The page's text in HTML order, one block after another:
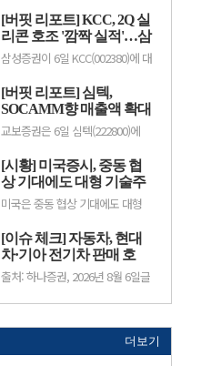
레콤의 올해 2분기 연결 기준 영업
이익은 5660억원으로 시장 기대치
를 웃돌.
미국의 추가 구리 관세 부과를 앞
두고 기업들이 미리 물량 확보에
나선 데다, 미국 외 지역에서는 공
급 부족과 생산 차질까지 겹치면서
가격이 빠르게 상승한 것으로 풀이
소(COMEX)의 9월물 구리 가격은
장중 톤당 1만4781달러(원화 약
2040만원)까.
[버핏 리포트] KCC, 2Q 실
리콘 호조 '깜짝 실적'…삼
성물산 배당 유입도 긍정
적 - 삼성
삼성증권이 6일 KCC(002380)에 대
해 "실리콘과 건자재 부문의 수익
성 회복으로 2분기 깜짝 실적을 달
성한 데 이어, 배당 유입을 바탕으
로 한 주주환원 정책이 기대되지만
최근 주가 약세를 보이고 있다"며
투자의견 '매수'를 유지하고 목표
KCC의 전일종가는 43만2000원이
다.조현렬 삼성증권 애널리스트...
[버핏 리포트] 심텍,
SOCAMM향 매출액 확대
로 역대급 실적 사이클 돌
입 – 교보
교보증권은 6일 심텍(222800)에
대해 SOCAMM향 매출액 확대로
역대급 실적 사이클에 돌입했다며,
투자의견 ‘매수’를 유지하고 목표
주가를 18만원으로 상향했다. 심
텍의 전일 종가는 10만3000원이
다.박희철 교보증권 애널리스트는
이하 전년동기대비), 영업이익 629
억원(+1035.3%), 영업이익률
12.2%을 기록했다&rd...
[시황] 미국증시, 중동 협
상 기대에도 대형 기술주
약세로 혼조
미국은 중동 협상 기대에도 대형
최고치를 경신했지만 일부 AI 기업
의 투자비용과 실적 부담에
S&P500·나스닥은 하락했다.유럽
은 광산주 강세에 STOXX600가 최
고치를 경신했다. 기업 실적과 금
반면 아시아 노출 금융주와 일부
체·귀금.
[이슈 체크] 자동차, 현대
차·기아 전기차 판매 호
조…중국 공세 속 경쟁력
시험대
출처: 하나증권, 2026년 8월 6일글
로벌 전기차 시장이 성장세를 이어
가는 가운데 현대차와 기아의 전기
로 나타났다. 다만 중국 업체들의
수출 확대가 글로벌 경쟁을 더욱
치열하게 만들 것이라는 분석이 나
더보기